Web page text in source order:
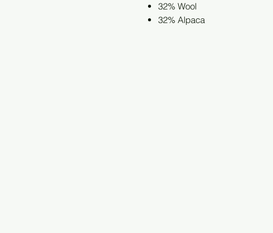
32% Wool
32% Alpaca